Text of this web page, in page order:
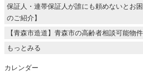
保証人・連帯保証人が誰にも頼めないとお
のご紹介】
【青森市造道】青森市の高齢者相談可能物
もっとみる
カレンダー